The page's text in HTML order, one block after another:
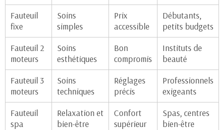
Fauteuil
fixe
Soins
simples
Prix
accessible
Débutants,
petits budgets
Fauteuil 2
moteurs
Soins
esthétiques
Bon
compromis
Instituts de
beauté
Fauteuil 3
moteurs
Soins
techniques
Réglages
précis
Professionnels
exigeants
Fauteuil
spa
Relaxation et
bien-être
Confort
supérieur
Spas, centres
bien-être